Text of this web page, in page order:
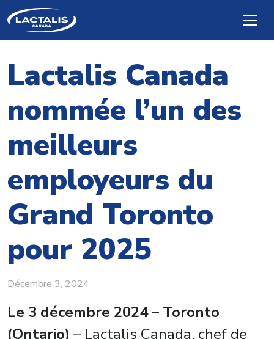
Skip to main content
Lactalis Canada
nommée l’un des
meilleurs
employeurs du
Grand Toronto
pour 2025
Décembre 3, 2024
Le 3 décembre 2024 – Toronto
(Ontario) – Lactalis Canada, chef de